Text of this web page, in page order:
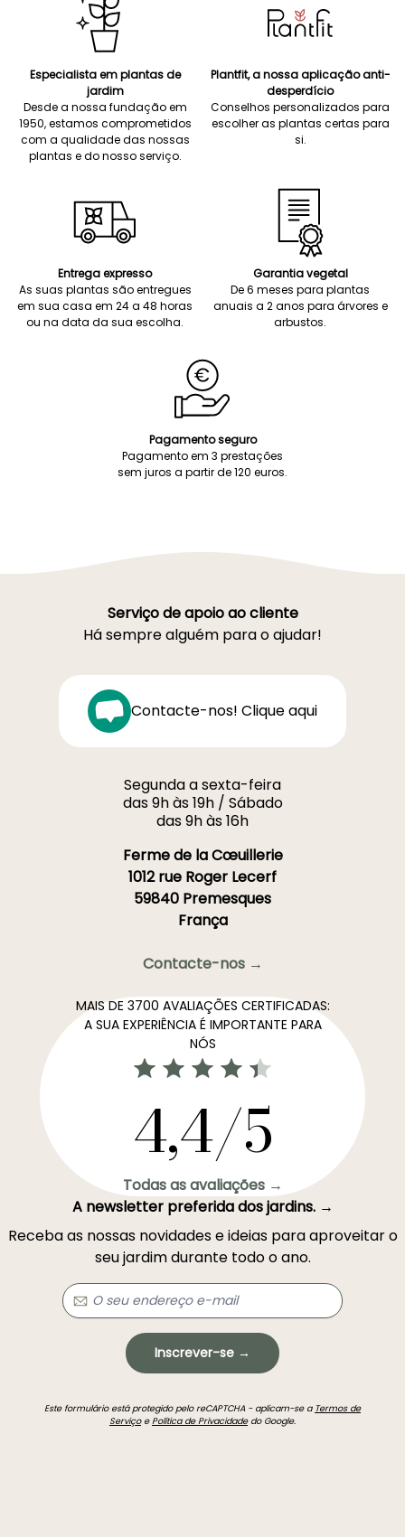
Especialista em plantas de
jardim
Desde a nossa fundação em
1950, estamos comprometidos
com a qualidade das nossas
plantas e do nosso serviço.
Plantfit, a nossa aplicação anti-
desperdício
Conselhos personalizados para
escolher as plantas certas para
si.
Entrega expresso
As suas plantas são entregues
em sua casa em 24 a 48 horas
ou na data da sua escolha.
Garantia vegetal
De 6 meses para plantas
anuais a 2 anos para árvores e
arbustos.
Pagamento seguro
Pagamento em 3 prestações
sem juros a partir de 120 euros.
Serviço de apoio ao cliente
Há sempre alguém para o ajudar!
Contacte-nos! Clique aqui
Segunda a sexta-feira
das 9h às 19h / Sábado
das 9h às 16h
Ferme de la Cœuillerie
1012 rue Roger Lecerf
59840 Premesques
França
Contacte-nos →
MAIS DE 3700 AVALIAÇÕES CERTIFICADAS:
A SUA EXPERIÊNCIA É IMPORTANTE PARA
NÓS
4,4/5
Todas as avaliações →
A newsletter preferida dos jardins. →
Receba as nossas novidades e ideias para aproveitar o
seu jardim durante todo o ano.
Inscrever-se →
Este formulário está protegido pelo reCAPTCHA - aplicam-se a Termos de
ServiçoePolítica de Privacidadedo Google.